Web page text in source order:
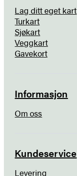
Lag ditt eget kart
Turkart
Sjøkart
Veggkart
Gavekort
Informasjon
Om oss
Kundeservice
Levering